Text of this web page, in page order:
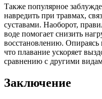
Также популярное
навредить при травмах,
суставами. Наоборот,
воде помогает снизить
восстановлению. Опираясь
что плавание ускоряет
сравнению с другими
Заключение